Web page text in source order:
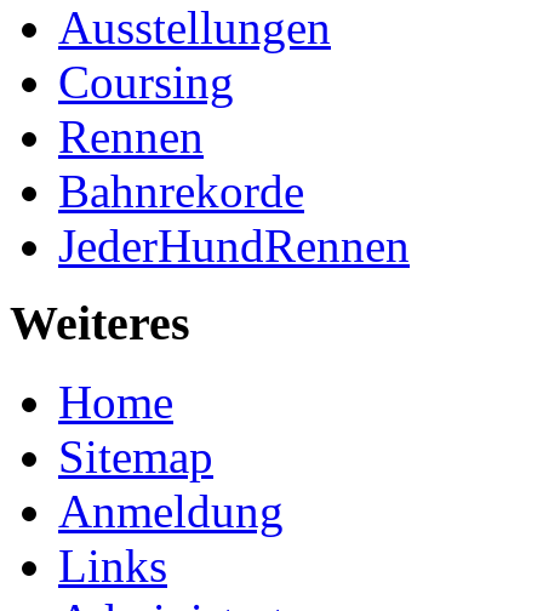
Ausstellungen
Coursing
Rennen
Bahnrekorde
JederHundRennen
Weiteres
Home
Sitemap
Anmeldung
Links